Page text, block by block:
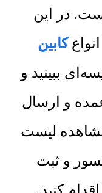
در این
کابین
ببینید و
و ارسال
لیست
و ثبت